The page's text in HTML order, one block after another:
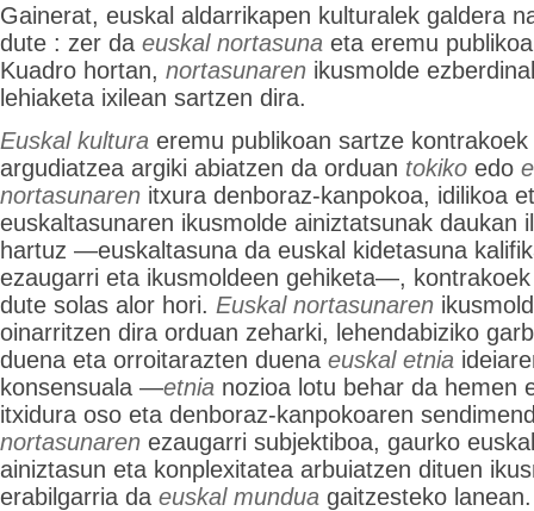
Gainerat, euskal aldarrikapen kulturalek galdera
dute : zer da euskal nortasuna eta eremu
Kuadro hortan, nortasunaren ikusmolde
lehiaketa ixilean sartzen dira.
Euskal kultura eremu publikoan sartze
argudiatzea argiki abiatzen da orduan tokiko edo
nortasunaren itxura denboraz-kanpokoa, idilikoa
euskaltasunaren ikusmolde ainiztatsunak daukan
hartuz —euskaltasuna da euskal kidetasuna
ezaugarri eta ikusmoldeen gehiketa—,
dute solas alor hori. Euskal nortasunaren
oinarritzen dira orduan zeharki, lehendabiziko
duena eta orroitarazten duena euskal etnia
konsensuala —etnia nozioa lotu behar da hemen
itxidura oso eta denboraz-kanpokoaren
nortasunaren ezaugarri subjektiboa, gaurko
ainiztasun eta konplexitatea arbuiatzen dituen
erabilgarria da euskal mundua gaitzesteko lanean.